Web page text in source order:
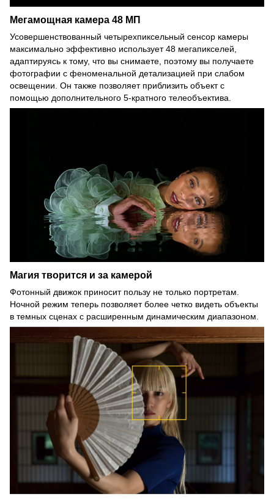
Мегамощная камера 48 МП
Усовершенствованный четырехпиксельный сенсор камеры
максимально эффективно использует 48 мегапикселей,
адаптируясь к тому, что вы снимаете, поэтому вы получаете
фотографии с феноменальной детализацией при слабом
освещении. Он также позволяет приблизить объект с
помощью дополнительного 5-кратного телеобъектива.
Магия творится и за камерой
Фотонный движок приносит пользу не только портретам.
Ночной режим теперь позволяет более четко видеть объекты
в темных сценах с расширенным динамическим диапазоном.